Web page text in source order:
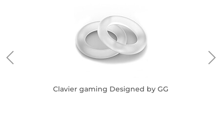
Clavier gaming Designed by GG